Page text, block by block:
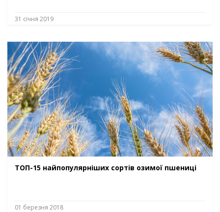
31 січня 2019
ТОП-15 найпопулярніших сортів озимої пшениці
01 березня 2018